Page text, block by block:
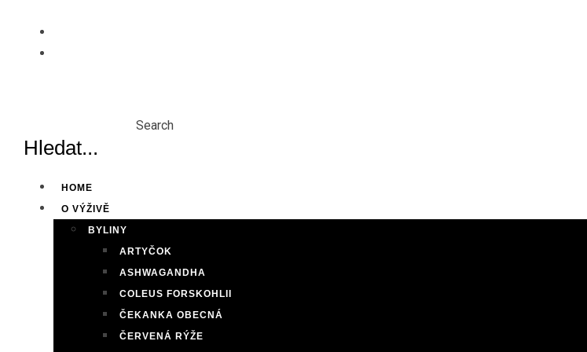
content
Search
HOME
O VÝŽIVĚ
BYLINY
ARTYČOK
ASHWAGANDHA
COLEUS FORSKOHLII
ČEKANKA OBECNÁ
ČERVENÁ RÝŽE